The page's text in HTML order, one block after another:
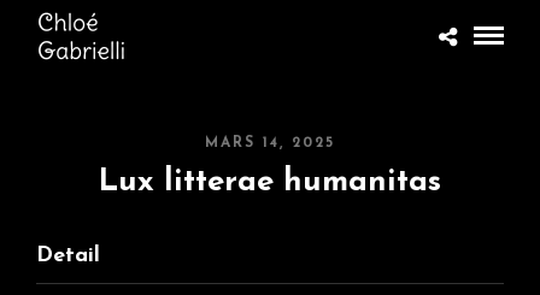
MARS 14, 2025
Lux litterae humanitas
Detail